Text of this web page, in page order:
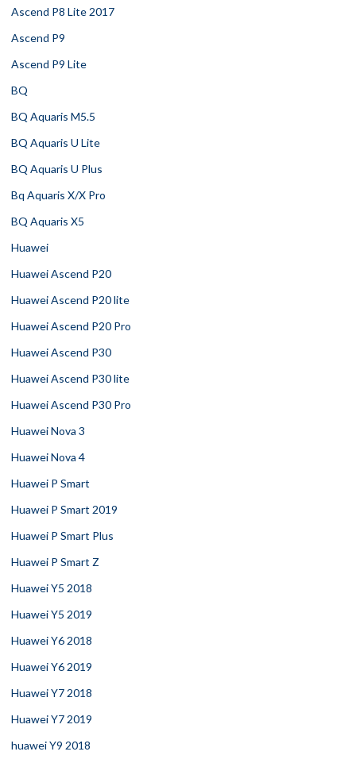
Ascend P8 Lite 2017
Ascend P9
Ascend P9 Lite
BQ
BQ Aquaris M5.5
BQ Aquaris U Lite
BQ Aquaris U Plus
Bq Aquaris X/X Pro
BQ Aquaris X5
Huawei
Huawei Ascend P20
Huawei Ascend P20 lite
Huawei Ascend P20 Pro
Huawei Ascend P30
Huawei Ascend P30 lite
Huawei Ascend P30 Pro
Huawei Nova 3
Huawei Nova 4
Huawei P Smart
Huawei P Smart 2019
Huawei P Smart Plus
Huawei P Smart Z
Huawei Y5 2018
Huawei Y5 2019
Huawei Y6 2018
Huawei Y6 2019
Huawei Y7 2018
Huawei Y7 2019
huawei Y9 2018